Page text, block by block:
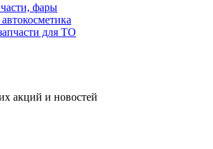
фары
для ТО
акций и новостей